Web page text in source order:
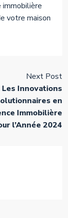
immobilière
votre maison
Next Post
Les Innovations
en
Immobilière
l’Année 2024